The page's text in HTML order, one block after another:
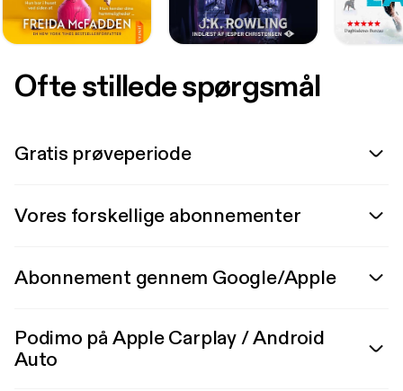
Ofte stillede spørgsmål
Gratis prøveperiode
Vores forskellige abonnementer
Abonnement gennem Google/Apple
Podimo på Apple Carplay / Android
Auto